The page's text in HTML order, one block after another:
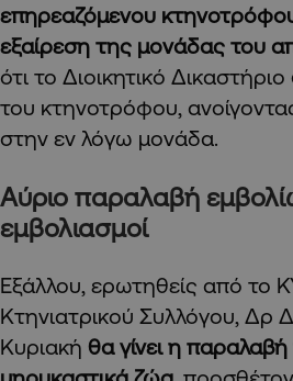
επηρεαζόμενου
εξαίρεση της μονάδας του
ότι το Διοικητικό Δικαστήριο
του κτηνοτρόφου,
στην εν λόγω μονάδα.
Αύριο παραλαβή
εμβολιασμοί
Εξάλλου, ερωτηθείς από το
Κτηνιατρικού Συλλόγου, Δρ
Κυριακή θα γίνει η